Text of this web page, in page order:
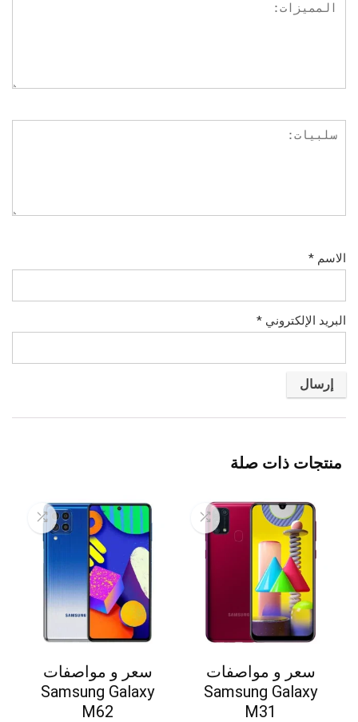
الاسم *
البريد الإلكتروني *
منتجات ذات صلة
سعر و مواصفات
Samsung Galaxy
M31
سعر و مواصفات
Samsung Galaxy
M62